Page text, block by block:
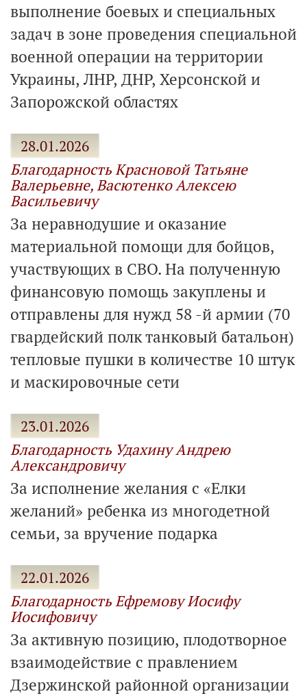
выполнение боевых и специальных
задач в зоне проведения специальной
военной операции на территории
Украины, ЛНР, ДНР, Херсонской и
Запорожской областях
28.01.2026
Благодарность Красновой Татьяне
Валерьевне, Васютенко Алексею
Васильевичу
За неравнодушие и оказание
материальной помощи для бойцов,
участвующих в СВО. На полученную
финансовую помощь закуплены и
отправлены для нужд 58 -й армии (70
гвардейский полк танковый батальон)
тепловые пушки в количестве 10 штук
и маскировочные сети
23.01.2026
Благодарность Удахину Андрею
Александровичу
За исполнение желания с «Елки
желаний» ребенка из многодетной
семьи, за вручение подарка
22.01.2026
Благодарность Ефремову Иосифу
Иосифовичу
За активную позицию, плодотворное
взаимодействие с правлением
Дзержинской районной организации